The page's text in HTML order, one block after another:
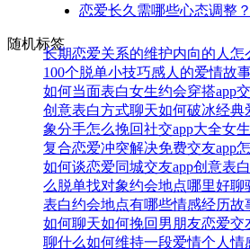
恋爱长久需哪些心态调整？
随机标签
长期恋爱关系的维护内向的人怎
100个脱单小技巧感人的爱情故
如何当面表白女生约会穿搭app
创意表白方式聊天如何破冰经典
象分手怎么挽回社交app大全女
复合恋爱冲突解决免费交友app
如何谈恋爱同城交友app创意表
么脱单找对象约会地点哪里好聊
表白约会地点有哪些情感经历故
如何聊天如何挽回男朋友恋爱交
聊什么如何维持一段爱情个人情